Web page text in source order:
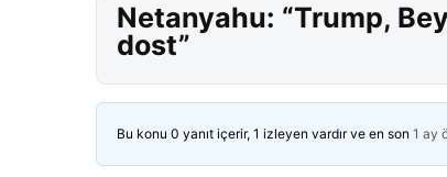
Netanyahu: “Trump,
dost”
Bu konu 0 yanıt içerir, 1 izleyen vardır ve en son 1 ay